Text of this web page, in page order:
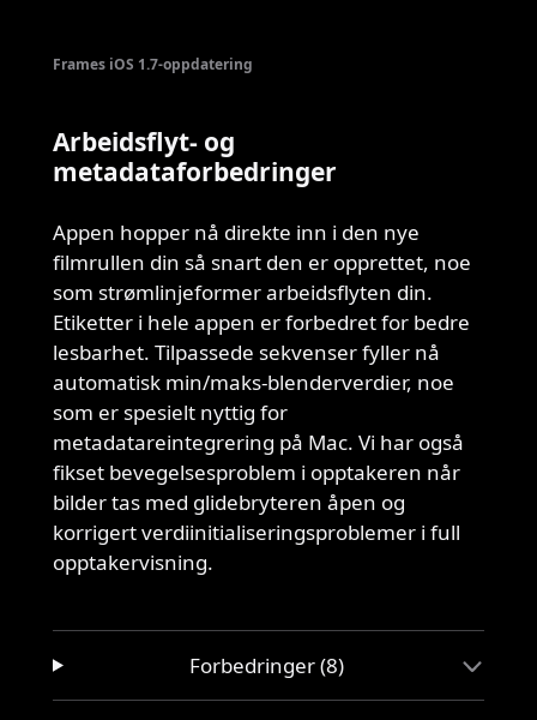
Frames iOS 1.7-oppdatering
Arbeidsflyt- og
metadataforbedringer
Appen hopper nå direkte inn i den nye
filmrullen din så snart den er opprettet, noe
som strømlinjeformer arbeidsflyten din.
Etiketter i hele appen er forbedret for bedre
lesbarhet. Tilpassede sekvenser fyller nå
automatisk min/maks-blenderverdier, noe
som er spesielt nyttig for
metadatareintegrering på Mac. Vi har også
fikset bevegelsesproblem i opptakeren når
bilder tas med glidebryteren åpen og
korrigert verdiinitialiseringsproblemer i full
opptakervisning.
Forbedringer (8)